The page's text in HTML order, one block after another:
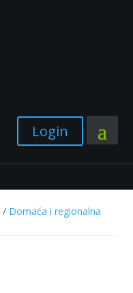
Login
/ Domaća i regionalna